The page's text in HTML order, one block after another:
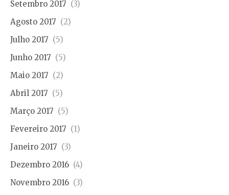
Setembro 2017 (3)
Agosto 2017 (2)
Julho 2017 (5)
Junho 2017 (5)
Maio 2017 (2)
Abril 2017 (5)
Março 2017 (5)
Fevereiro 2017 (1)
Janeiro 2017 (3)
Dezembro 2016 (4)
Novembro 2016 (3)